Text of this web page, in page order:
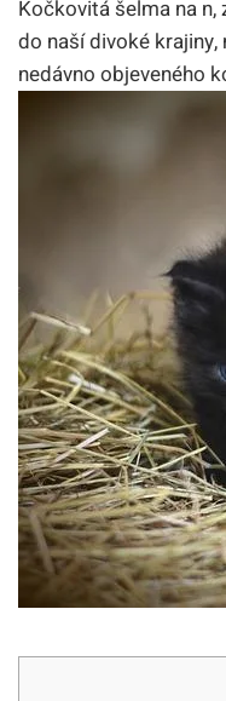
Kočkovitá šelma na
do naší divoké
nedávno objeveného